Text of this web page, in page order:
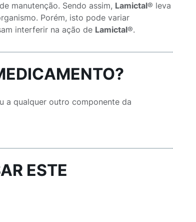
manutenção. Sendo assim, Lamictal® leva
Porém, isto pode variar
interferir na ação de Lamictal®.
a qualquer outro componente da
ESTE